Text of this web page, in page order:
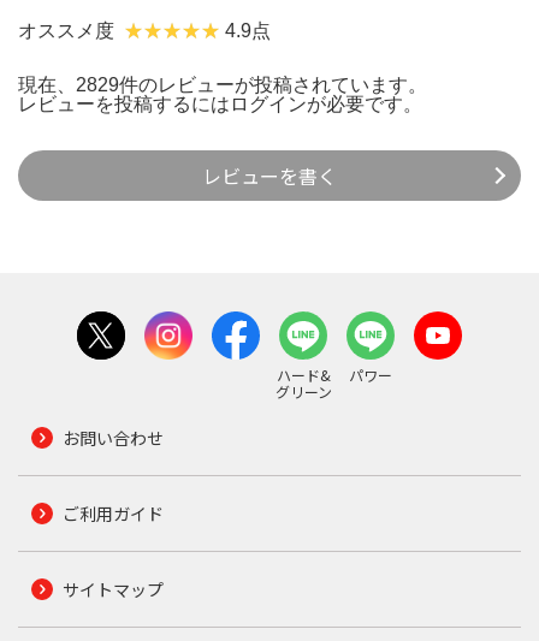
オススメ度 4.9点
現在、2829件のレビューが投稿されています。
レビューを投稿するには ログインが必要です。
レビューを書く
ハード&
グリーン
パワー
お問い合わせ
ご利用ガイド
サイトマップ